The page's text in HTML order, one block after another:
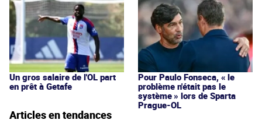
Un gros salaire de l'OL part
en prêt à Getafe
Pour Paulo Fonseca, « le
problème n'était pas le
système » lors de Sparta
Prague-OL
Articles en tendances